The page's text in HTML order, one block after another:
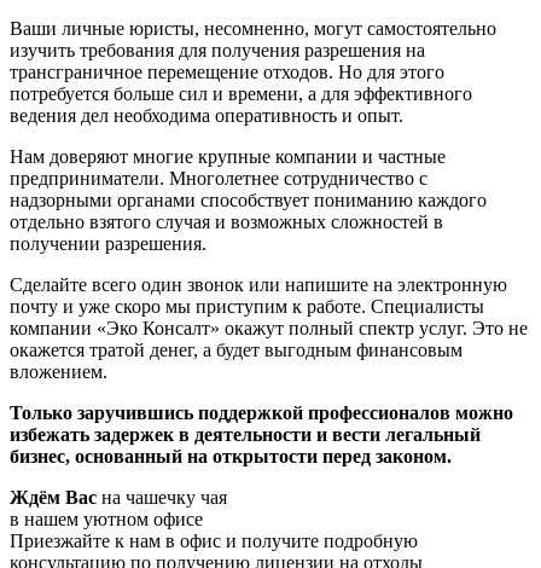
Ваши личные юристы, несомненно, могут самостоятельно
изучить требования для получения разрешения на
трансграничное перемещение отходов. Но для этого
потребуется больше сил и времени, а для эффективного
ведения дел необходима оперативность и опыт.
Нам доверяют многие крупные компании и частные
предприниматели. Многолетнее сотрудничество с
надзорными органами способствует пониманию каждого
отдельно взятого случая и возможных сложностей в
получении разрешения.
Сделайте всего один звонок или напишите на электронную
почту и уже скоро мы приступим к работе. Специалисты
компании «Эко Консалт» окажут полный спектр услуг. Это не
окажется тратой денег, а будет выгодным финансовым
вложением.
Только заручившись поддержкой профессионалов можно
избежать задержек в деятельности и вести легальный
бизнес, основанный на открытости перед законом.
Ждём Вас на чашечку чая
в нашем уютном офисе
Приезжайте к нам в офис и получите подробную
консультацию по получению лицензии на отходы